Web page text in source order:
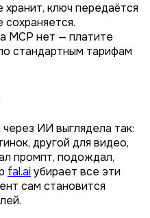
ключ передаётся
MCP нет — платите
стандартным тарифам
ИИ выглядела так:
другой для видео,
промпт, подождал,
fal.aiубирает все эти
сам становится